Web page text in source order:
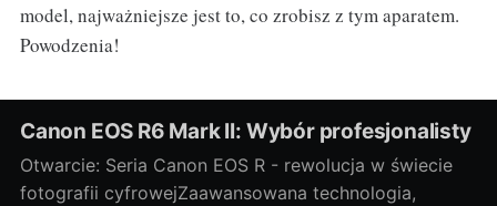
model, najważniejsze jest to, co zrobisz z tym aparatem.
Powodzenia!
Canon EOS R6 Mark II: Wybór profesjonalisty
Otwarcie: Seria Canon EOS R - rewolucja w świecie
fotografii cyfrowejZaawansowana technologia,